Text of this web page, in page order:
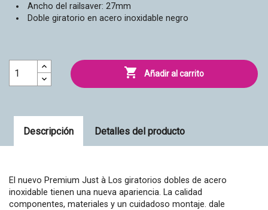
Ancho del railsaver: 27mm
Doble giratorio en acero inoxidable negro
 Añadir al carrito
Descripción Detalles del producto
El nuevo Premium Just à Los giratorios dobles de acero
inoxidable tienen una nueva apariencia. La calidad
componentes, materiales y un cuidadoso montaje. dale